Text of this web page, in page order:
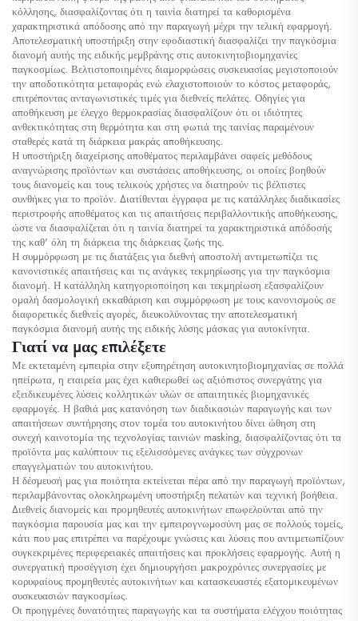
κόλλησης, διασφαλίζοντας ότι η ταινία διατηρεί τα καθορισμένα
χαρακτηριστικά απόδοσης από την παραγωγή μέχρι την τελική εφαρμογή.
Αποτελεσματική υποστήριξη στην εφοδιαστική διασφαλίζει την παγκόσμια
διανομή αυτής της ειδικής μεμβράνης στις αυτοκινητοβιομηχανίες
παγκοσμίως. Βελτιστοποιημένες διαμορφώσεις συσκευασίας μεγιστοποιούν
την αποδοτικότητα μεταφοράς ενώ ελαχιστοποιούν το κόστος μεταφοράς,
επιτρέποντας ανταγωνιστικές τιμές για διεθνείς πελάτες. Οδηγίες για
αποθήκευση με έλεγχο θερμοκρασίας διασφαλίζουν ότι οι ιδιότητες
ανθεκτικότητας στη θερμότητα και στη φωτιά της ταινίας παραμένουν
σταθερές κατά τη διάρκεια μακράς αποθήκευσης.
Η υποστήριξη διαχείρισης αποθέματος περιλαμβάνει σαφείς μεθόδους
αναγνώρισης προϊόντων και συστάσεις αποθήκευσης, οι οποίες βοηθούν
τους διανομείς και τους τελικούς χρήστες να διατηρούν τις βέλτιστες
συνθήκες για το προϊόν. Διατίθενται έγγραφα με τις κατάλληλες διαδικασίες
περιστροφής αποθέματος και τις απαιτήσεις περιβαλλοντικής αποθήκευσης,
ώστε να διασφαλίζεται ότι η ταινία διατηρεί τα χαρακτηριστικά απόδοσής
της καθ' όλη τη διάρκεια της διάρκειας ζωής της.
Η συμμόρφωση με τις διατάξεις για διεθνή αποστολή αντιμετωπίζει τις
κανονιστικές απαιτήσεις και τις ανάγκες τεκμηρίωσης για την παγκόσμια
διανομή. Η κατάλληλη κατηγοριοποίηση και τεκμηρίωση εξασφαλίζουν
ομαλή δασμολογική εκκαθάριση και συμμόρφωση με τους κανονισμούς σε
διαφορετικές διεθνείς αγορές, διευκολύνοντας την αποτελεσματική
παγκόσμια διανομή αυτής της ειδικής λύσης μάσκας για αυτοκίνητα.
Γιατί να μας επιλέξετε
Με εκτεταμένη εμπειρία στην εξυπηρέτηση αυτοκινητοβιομηχανίας σε πολλά
ηπείρωτα, η εταιρεία μας έχει καθιερωθεί ως αξιόπιστος συνεργάτης για
εξειδικευμένες λύσεις κολλητικών υλών σε απαιτητικές βιομηχανικές
εφαρμογές. Η βαθιά μας κατανόηση των διαδικασιών παραγωγής και των
απαιτήσεων συντήρησης στον τομέα του αυτοκινήτου δίνει ώθηση στη
συνεχή καινοτομία της τεχνολογίας ταινιών masking, διασφαλίζοντας ότι τα
προϊόντα μας καλύπτουν τις εξελισσόμενες ανάγκες των σύγχρονων
επαγγελματιών του αυτοκινήτου.
Η δέσμευσή μας για ποιότητα εκτείνεται πέρα από την παραγωγή προϊόντων,
περιλαμβάνοντας ολοκληρωμένη υποστήριξη πελατών και τεχνική βοήθεια.
Διεθνείς διανομείς και προμηθευτές αυτοκινήτων επωφελούνται από την
παγκόσμια παρουσία μας και την εμπειρογνωμοσύνη μας σε πολλούς τομείς,
κάτι που μας επιτρέπει να παρέχουμε γνώσεις και λύσεις που αντιμετωπίζουν
συγκεκριμένες περιφερειακές απαιτήσεις και προκλήσεις εφαρμογής. Αυτή η
συνεργατική προσέγγιση έχει δημιουργήσει μακροχρόνιες συνεργασίες με
κορυφαίους προμηθευτές αυτοκινήτων και κατασκευαστές εξατομικευμένων
συσκευασιών παγκοσμίως.
Οι προηγμένες δυνατότητες παραγωγής και τα συστήματα ελέγχου ποιότητας